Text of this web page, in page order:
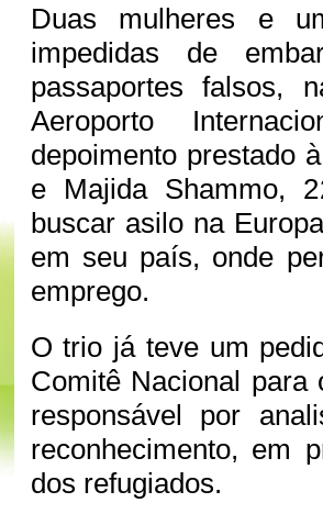
Duas mulheres e
impedidas de
passaportes falsos,
Aeroporto
depoimento prestado
e Majida Shammo,
buscar asilo na
em seu país, onde
emprego.
O trio já teve um
Comitê Nacional para
responsável por
reconhecimento, em
dos refugiados.